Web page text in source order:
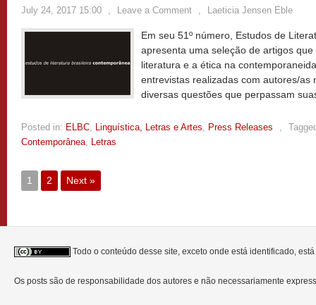
July 24, 2017 15:00 , Leave a Comment , Laeticia Jensen Eble
Em seu 51º número, Estudos de
apresenta uma seleção de artigos
literatura e a ética na
entrevistas realizadas com autores/as
diversas questões que perpassam
Posted in: ELBC, Linguística, Letras e Artes, Press Releases ,
Contemporânea, Letras
1 2 Next »
Todo o conteúdo desse site, exceto onde está identificado,
Os posts são de responsabilidade dos autores e não necessariamente